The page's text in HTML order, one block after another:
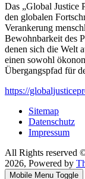
Das „Global Justice
den globalen
Verankerung
Bewohnbarkeit des
denen sich die Welt
einen sowohl
Übergangspfad für
https://
Sitemap
Datenschutz
Impressum
All Rights reserved
2026, Powered by
Mobile Menu Toggle